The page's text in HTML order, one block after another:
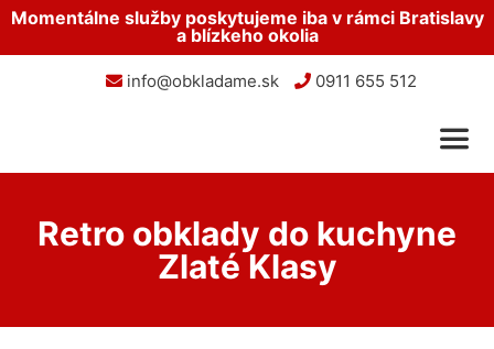
Momentálne služby poskytujeme iba v rámci Bratislavy
a blízkeho okolia
info@obkladame.sk 0911 655 512
Retro obklady do kuchyne
Zlaté Klasy